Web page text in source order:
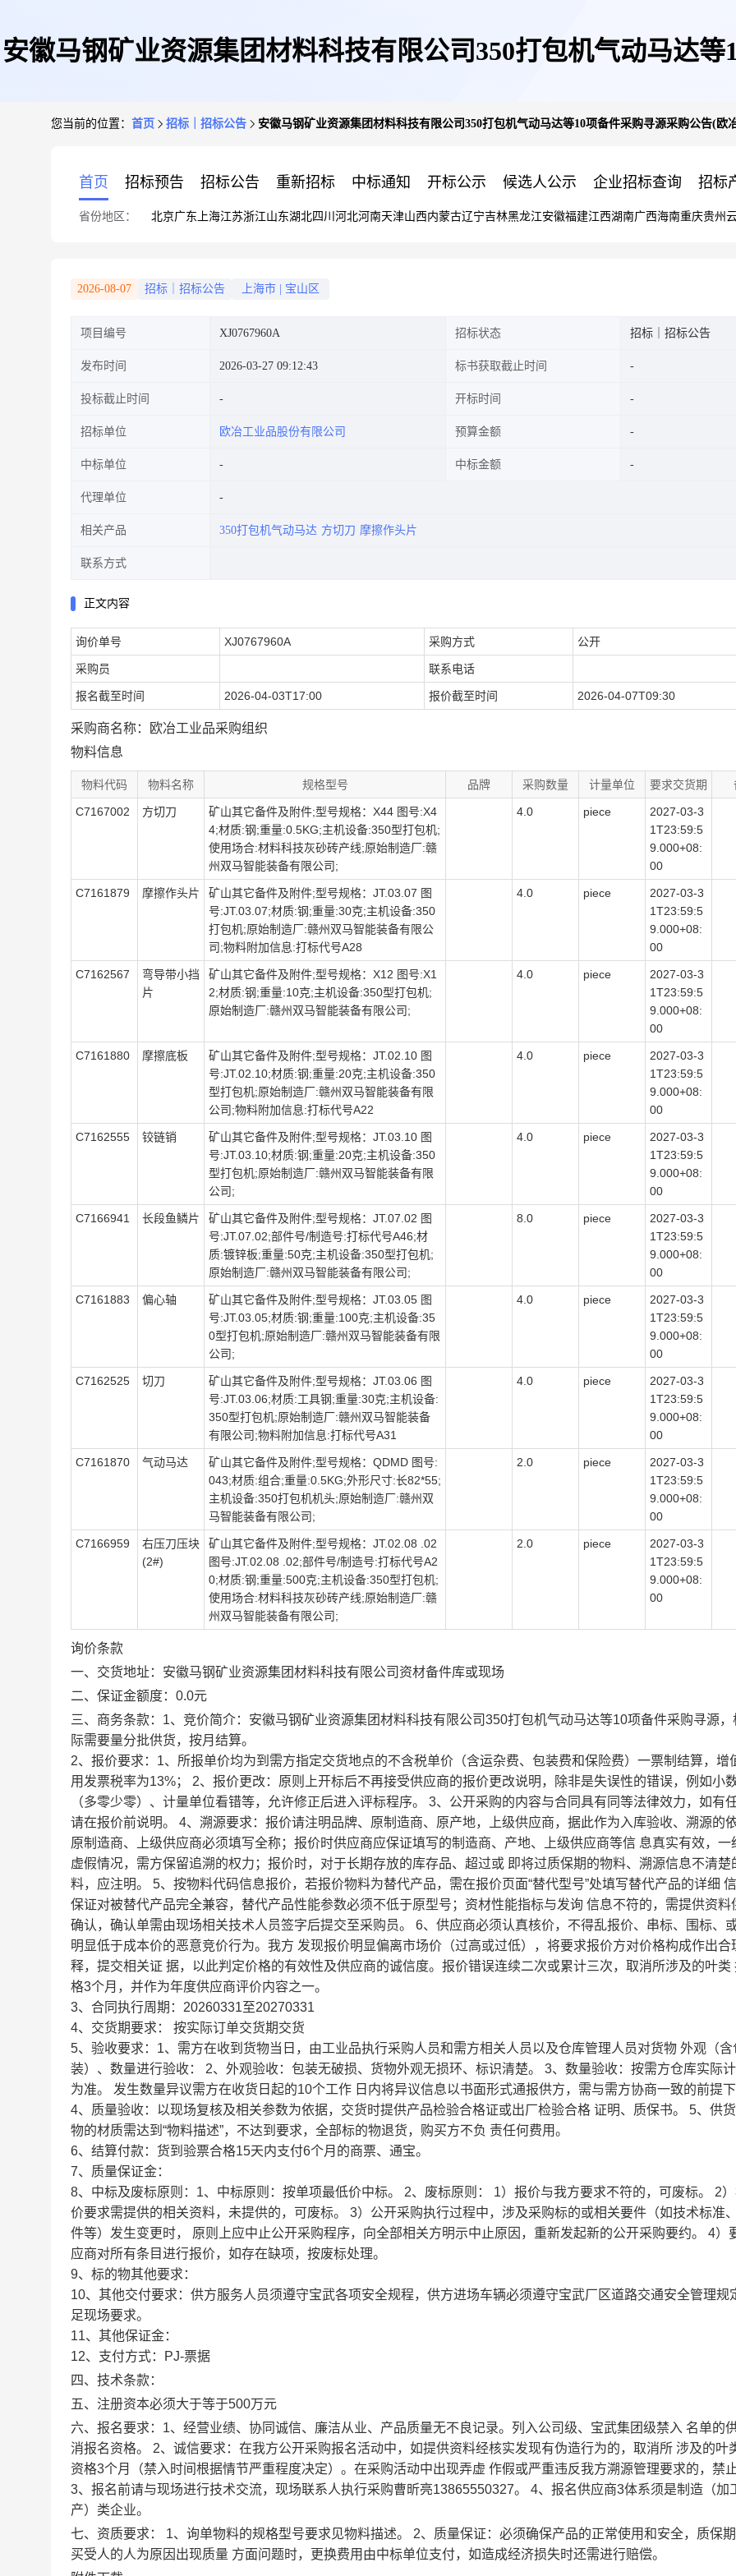
安徽马钢矿业资源集团材料科技有限公司350打包机气动马达
您当前的位置： 首页 招标｜招标公告 安徽马钢矿业资源集团材料科技有限公司350打包机气动马达等10项备件采购寻源采购公告(欧
首页 招标预告 招标公告 重新招标 中标通知 开标公示 候选人公示 企业招标查询 招标
省份地区： 北京广东 上海江苏浙江山东湖北四川 河北河南天津山西内蒙古辽宁吉林黑龙江安徽福建江西湖南广西海南重庆贵州
2026-08-07 招标｜招标公告 上海市 宝山区
项目编号 XJ0767960A 招标状态 招标｜招标公告
发布时间 2026-03-27 09:12:43 标书获取截止时间
投标截止时间 开标时间
招标单位 欧冶工业品股份有限公司 预算金额
中标单位 中标金额
代理单位
相关产品 350打包机气动马达 方切刀 摩擦作头片
联系方式
正文内容
询价单号 XJ0767960A 采购方式 公开
采购员 联系电话
报名截至时间 2026-04-03T17:00 报价截至时间 2026-04-07T09:30
采购商名称：欧冶工业品采购组织
物料信息
物料代码 物料名称 规格型号 品牌 采购数量 计量单位 要求交货期
C7167002 方切刀
矿山其它备件及附件;型号规格：X44 图号:X4
4;材质:钢;重量:0.5KG;主机设备:350型打包机;
使用场合:材料科技灰砂砖产线;原始制造厂:赣
州双马智能装备有限公司;
4.0 piece
2027-03-3
1T23:59:5
9.000+08:
00
C7161879 摩擦作头片
矿山其它备件及附件;型号规格：JT.03.07 图
号:JT.03.07;材质:钢;重量:30克;主机设备:350
打包机;原始制造厂:赣州双马智能装备有限公
司;物料附加信息:打标代号A28
4.0 piece
2027-03-3
1T23:59:5
9.000+08:
00
C7162567
弯导带小挡
片
矿山其它备件及附件;型号规格：X12 图号:X1
2;材质:钢;重量:10克;主机设备:350型打包机;
原始制造厂:赣州双马智能装备有限公司;
4.0 piece
2027-03-3
1T23:59:5
9.000+08:
00
C7161880 摩擦底板
矿山其它备件及附件;型号规格：JT.02.10 图
号:JT.02.10;材质:钢;重量:20克;主机设备:350
型打包机;原始制造厂:赣州双马智能装备有限
公司;物料附加信息:打标代号A22
4.0 piece
2027-03-3
1T23:59:5
9.000+08:
00
C7162555 铰链销
矿山其它备件及附件;型号规格：JT.03.10 图
号:JT.03.10;材质:钢;重量:20克;主机设备:350
型打包机;原始制造厂:赣州双马智能装备有限
公司;
4.0 piece
2027-03-3
1T23:59:5
9.000+08:
00
C7166941 长段鱼鳞片
矿山其它备件及附件;型号规格：JT.07.02 图
号:JT.07.02;部件号/制造号:打标代号A46;材
质:镀锌板;重量:50克;主机设备:350型打包机;
原始制造厂:赣州双马智能装备有限公司;
8.0 piece
2027-03-3
1T23:59:5
9.000+08:
00
C7161883 偏心轴
矿山其它备件及附件;型号规格：JT.03.05 图
号:JT.03.05;材质:钢;重量:100克;主机设备:35
0型打包机;原始制造厂:赣州双马智能装备有限
公司;
4.0 piece
2027-03-3
1T23:59:5
9.000+08:
00
C7162525 切刀
矿山其它备件及附件;型号规格：JT.03.06 图
号:JT.03.06;材质:工具钢;重量:30克;主机设备:
350型打包机;原始制造厂:赣州双马智能装备
有限公司;物料附加信息:打标代号A31
4.0 piece
2027-03-3
1T23:59:5
9.000+08:
00
C7161870 气动马达
矿山其它备件及附件;型号规格：QDMD 图号:
043;材质:组合;重量:0.5KG;外形尺寸:长82*55;
主机设备:350打包机机头;原始制造厂:赣州双
马智能装备有限公司;
2.0 piece
2027-03-3
1T23:59:5
9.000+08:
00
C7166959
右压刀压块
(2#)
矿山其它备件及附件;型号规格：JT.02.08 .02
图号:JT.02.08 .02;部件号/制造号:打标代号A2
0;材质:钢;重量:500克;主机设备:350型打包机;
使用场合:材料科技灰砂砖产线;原始制造厂:赣
州双马智能装备有限公司;
2.0 piece
2027-03-3
1T23:59:5
9.000+08:
00
询价条款
一、交货地址：安徽马钢矿业资源集团材料科技有限公司资材备件库或现场
二、保证金额度：0.0元
三、商务条款：1、竞价简介：安徽马钢矿业资源集团材料科技有限公司350打包机气动马达等10项备件采购寻源，
际需要量分批供货，按月结算。
2、报价要求：1、所报单价均为到需方指定交货地点的不含税单价（含运杂费、包装费和保险费）一票制结算，增
用发票税率为13%； 2、报价更改：原则上开标后不再接受供应商的报价更改说明，除非是失误性的错误，例如小
（多零少零）、计量单位看错等，允许修正后进入评标程序。 3、公开采购的内容与合同具有同等法律效力，如有
请在报价前说明。 4、溯源要求：报价请注明品牌、原制造商、原产地，上级供应商，据此作为入库验收、溯源的
原制造商、上级供应商必须填写全称；报价时供应商应保证填写的制造商、产地、上级供应商等信 息真实有效，一
虚假情况，需方保留追溯的权力；报价时，对于长期存放的库存品、超过或 即将过质保期的物料、溯源信息不清楚
料，应注明。 5、按物料代码信息报价，若报价物料为替代产品，需在报价页面“替代型号”处填写替代产品的详细
保证对被替代产品完全兼容，替代产品性能参数必须不低于原型号；资材性能指标与发询 信息不符的，需提供资料
确认，确认单需由现场相关技术人员签字后提交至采购员。 6、供应商必须认真核价，不得乱报价、串标、围标、
明显低于成本价的恶意竞价行为。我方 发现报价明显偏离市场价（过高或过低），将要求报价方对价格构成作出合
释，提交相关证 据，以此判定价格的有效性及供应商的诚信度。报价错误连续二次或累计三次，取消所涉及的叶类
格3个月，并作为年度供应商评价内容之一。
3、合同执行周期：20260331至20270331
4、交货期要求： 按实际订单交货期交货
5、验收要求：1、需方在收到货物当日，由工业品执行采购人员和需方相关人员以及仓库管理人员对货物 外观（含
装）、数量进行验收： 2、外观验收：包装无破损、货物外观无损环、标识清楚。 3、数量验收：按需方仓库实际
为准。 发生数量异议需方在收货日起的10个工作 日内将异议信息以书面形式通报供方，需与需方协商一致的前提
4、质量验收：以现场复核及相关参数为依据，交货时提供产品检验合格证或出厂检验合格 证明、质保书。 5、供
物的材质需达到“物料描述”，不达到要求，全部标的物退货，购买方不负 责任何费用。
6、结算付款：货到验票合格15天内支付6个月的商票、通宝。
7、质量保证金：
8、中标及废标原则：1、中标原则：按单项最低价中标。 2、废标原则： 1）报价与我方要求不符的，可废标。 2
价要求需提供的相关资料，未提供的，可废标。 3）公开采购执行过程中，涉及采购标的或相关要件（如技术标准
件等）发生变更时， 原则上应中止公开采购程序，向全部相关方明示中止原因，重新发起新的公开采购要约。 4）
应商对所有条目进行报价，如存在缺项，按废标处理。
9、标的物其他要求：
10、其他交付要求：供方服务人员须遵守宝武各项安全规程，供方进场车辆必须遵守宝武厂区道路交通安全管理规
足现场要求。
11、其他保证金：
12、支付方式：PJ-票据
四、技术条款：
五、注册资本必须大于等于500万元
六、报名要求：1、经营业绩、协同诚信、廉洁从业、产品质量无不良记录。列入公司级、宝武集团级禁入 名单的
消报名资格。 2、诚信要求：在我方公开采购报名活动中，如提供资料经核实发现有伪造行为的，取消所 涉及的叶
资格3个月（禁入时间根据情节严重程度决定）。在采购活动中出现弄虚 作假或严重违反我方溯源管理要求的，禁
3、报名前请与现场进行技术交流，现场联系人执行采购曹昕亮13865550327。 4、报名供应商3体系须是制造（加
产）类企业。
七、资质要求： 1、询单物料的规格型号要求见物料描述。 2、质量保证：必须确保产品的正常使用和安全，质保
买受人的人为原因出现质量 方面问题时，更换费用由中标单位支付，如造成经济损失时还需进行赔偿。